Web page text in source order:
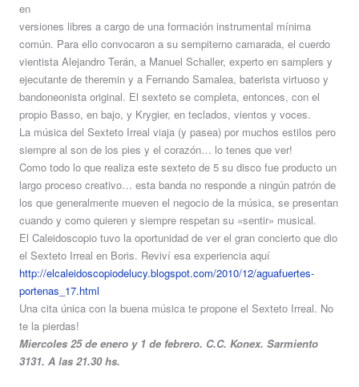
en
versiones libres a cargo de una formación instrumental mínima
común. Para ello convocaron a su sempiterno camarada, el cuerdo
vientista Alejandro Terán, a Manuel Schaller, experto en samplers y
ejecutante de theremin y a Fernando Samalea, baterista virtuoso y
bandoneonista original. El sexteto se completa, entonces, con el
propio Basso, en bajo, y Krygier, en teclados, vientos y voces.
La música del Sexteto Irreal viaja (y pasea) por muchos estilos pero
siempre al son de los pies y el corazón… lo tenes que ver!
Como todo lo que realiza este sexteto de 5 su disco fue producto un
largo proceso creativo… esta banda no responde a ningún patrón de
los que generalmente mueven el negocio de la música, se presentan
cuando y como quieren y siempre respetan su «sentir» musical.
El Caleidoscopio tuvo la oportunidad de ver el gran concierto que dio
el Sexteto Irreal en Boris. Reviví esa experiencia aquí
http://elcaleidoscopiodelucy.blogspot.com/2010/12/aguafuertes-
portenas_17.html
Una cita única con la buena música te propone el Sexteto Irreal. No
te la pierdas!
Miercoles 25 de enero y 1 de febrero. C.C. Konex. Sarmiento
3131. A las 21.30 hs.